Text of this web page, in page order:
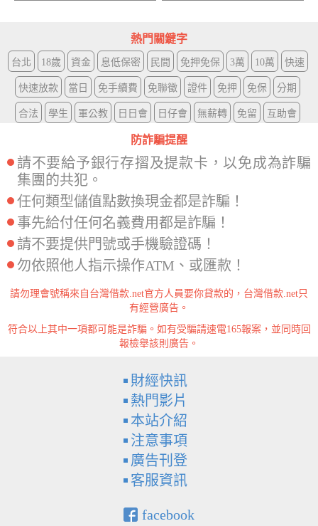
熱門關鍵字
台北 18歲 資金 息低保密 民間 免押免保 3萬 10萬 快速
快速放款 當日 免手續費 免聯徵 證件 免押 免保 分期
合法 學生 軍公教 日日會 日仔會 無薪轉 免留 互助會
防詐騙提醒
請不要給予銀行存摺及提款卡，以免成為詐騙
集團的共犯。
任何類型儲值點數換現金都是詐騙！
事先給付任何名義費用都是詐騙！
請不要提供門號或手機驗證碼！
勿依照他人指示操作ATM、或匯款！
請勿理會號稱來自台灣借款.net官方人員要你貸款的，台灣借款.net只
有經營廣告。
符合以上其中一項都可能是詐騙。如有受騙請速電165報案，並同時回
報檢舉該則廣告。
財經快訊
熱門影片
本站介紹
注意事項
廣告刊登
客服資訊
facebook